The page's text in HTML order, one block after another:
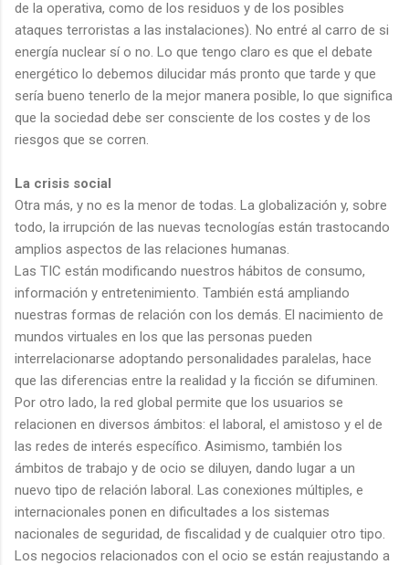
de la operativa, como de los residuos y de los posibles
ataques terroristas a las instalaciones). No entré al carro de si
energía nuclear sí o no. Lo que tengo claro es que el debate
energético lo debemos dilucidar más pronto que tarde y que
sería bueno tenerlo de la mejor manera posible, lo que significa
que la sociedad debe ser consciente de los costes y de los
riesgos que se corren.
La crisis social
Otra más, y no es la menor de todas. La globalización y, sobre
todo, la irrupción de las nuevas tecnologías están trastocando
amplios aspectos de las relaciones humanas.
Las TIC están modificando nuestros hábitos de consumo,
información y entretenimiento. También está ampliando
nuestras formas de relación con los demás. El nacimiento de
mundos virtuales en los que las personas pueden
interrelacionarse adoptando personalidades paralelas, hace
que las diferencias entre la realidad y la ficción se difuminen.
Por otro lado, la red global permite que los usuarios se
relacionen en diversos ámbitos: el laboral, el amistoso y el de
las redes de interés específico. Asimismo, también los
ámbitos de trabajo y de ocio se diluyen, dando lugar a un
nuevo tipo de relación laboral. Las conexiones múltiples, e
internacionales ponen en dificultades a los sistemas
nacionales de seguridad, de fiscalidad y de cualquier otro tipo.
Los negocios relacionados con el ocio se están reajustando a